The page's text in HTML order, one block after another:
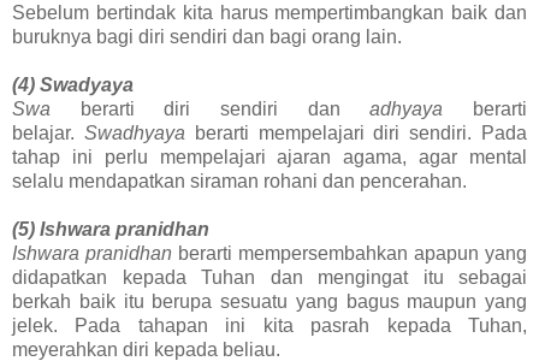
Sebelum bertindak kita harus mempertimbangkan baik dan
buruknya bagi diri sendiri dan bagi orang lain.
(4) Swadyaya
Swa
berarti diri sendiri danadhyaya
berarti
belajar. Swadhyaya
berarti mempelajari diri sendiri. Pada
tahap ini perlu mempelajari ajaran agama, agar mental
selalu mendapatkan siraman rohani dan pencerahan.
(5) Ishwara pranidhan
Ishwara pranidhan berarti mempersembahkan apapun yang
didapatkan kepada Tuhan dan mengingat itu sebagai
berkah baik itu berupa sesuatu yang bagus maupun yang
jelek. Pada tahapan ini kita pasrah kepada Tuhan,
meyerahkan diri kepada beliau.